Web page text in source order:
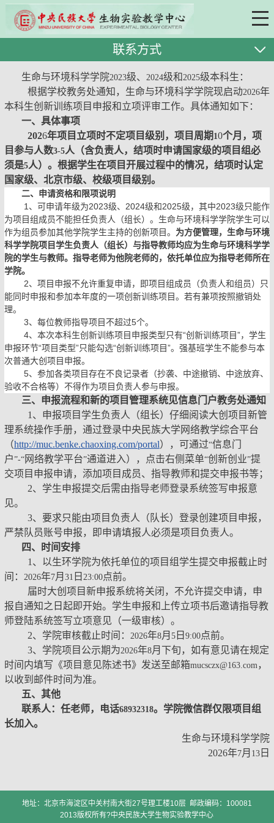
联系方式
生命与环境科学学院2023级、 2024级和 2025级本科生：
根据学校教务处通知，生命与环境科学学院现启动2026年
本科生创新训练项目申报和立项评审工作。具体通知如下：
一、具体事项
2026年项目立项时不定项目级别，项目周期 1 0个月，项
目参与人数3-5人（含负责人，结项时申请国家级的项目组必
须是5人）。根据学生在项目开展过程中的情况，结项时认定
国家级、北京市级、校级项目级别。
二、申请资格和限项说明
1 、可申请年级为2023级、 2024级和2025级，其中2023级只能作
为项目组成员不能担任负责人（组长）。生命与环境科学学院学生可以
作为组员参加其他学院学生主持的创新项目。 为方便管理，生命与环境
科学学院项目学生负责人（组长）与指导教师均应为生命与环境科学学
院的学生与教师。指导老师为他院老师的，依托单位应为指导老师所在
学院。
2、项目申报不允许重复申请，即项目组成员（负责人和组员）只
能同时申报和参加本年度的一项创新训练项目。若有兼项按照撤销处
理。
3、每位教师指导项目不超过5个。
4、本次本科生创新训练项目申报类型只有“创新训练项目”，学生
申报环节“项目类型”只能勾选“创新训练项目”。强基班学生不能参与本
次普通大创项目申报。
5、参加各类项目存在不良记录者（抄袭、中途撤销、中途放弃、
验收不合格等）不得作为项目负责人参与申报。
三、申报流程和新的项目管理系统见信息门户教务处通知
1 、申报项目学生负责人（组长）仔细阅读大创项目新管
理系统操作手册，通过登录中央民族大学网络教学综合平台
（http://muc.benke.chaoxing.com/portal） ，可通过“信息门
户”-“ 网络教学平台”通道进入），点击右侧菜单“创新创业”提
交项目申报申请，添加项目成员、指导教师和提交申报书等；
2、学生申报提交后需由指导老师登录系统签写申报意
见。
3、要求只能由项目负责人（队长）登录创建项目申报，
严禁队员账号申报，即申请填报人必须是项目负责人。
四、时间安排
1 、以生环学院为依托单位的项目组学生提交申报截止时
间：
2026年7月 31 日 23:00点前。
届时大创项目新申报系统将关闭，不允许提交申请，申
报自通知之日起即开始。学生申报和上传立项书后邀请指导教
师登陆系统签写立项意见（一级审核）。
2、学院审核截止时间： 2026年8月 5 日 9:00点前。
3、学院项目公示期为2026年8月下旬，如有意见请在规定
时间内填写《项目意见陈述书》发送至邮箱mucsczx@163.com ，
以收到邮件时间为准。
五、其他
联系人：任老师，电话68932318。学院微信群仅限项目组
长加入。
生命与环境科学学院
2026年7月 13 日
地址：北京市海淀区中关村南大街27号理工楼10层 邮政编码：100081
2013版权所有?中央民族大学生物实验教学中心